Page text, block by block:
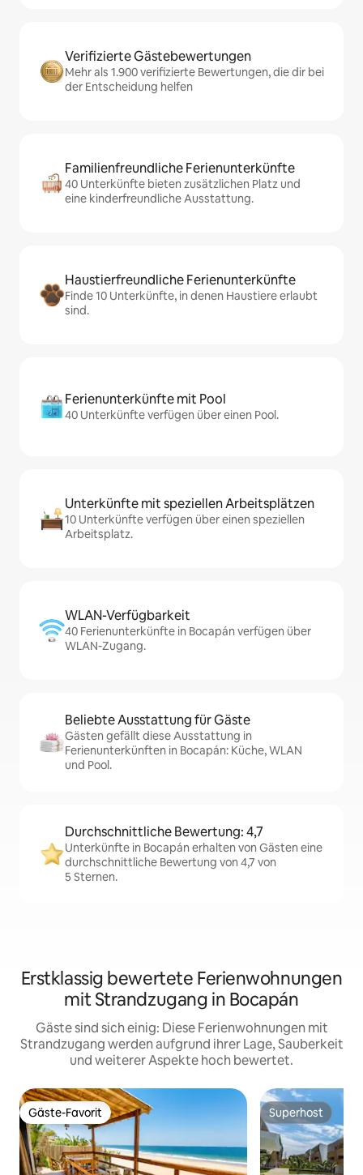
Verifizierte Gästebewertungen
Mehr als 1.900 verifizierte Bewertungen, die dir bei
der Entscheidung helfen
Familienfreundliche Ferienunterkünfte
40 Unterkünfte bieten zusätzlichen Platz und
eine kinderfreundliche Ausstattung.
Haustierfreundliche Ferienunterkünfte
Finde 10 Unterkünfte, in denen Haustiere erlaubt
sind.
Ferienunterkünfte mit Pool
40 Unterkünfte verfügen über einen Pool.
Unterkünfte mit speziellen Arbeitsplätzen
10 Unterkünfte verfügen über einen speziellen
Arbeitsplatz.
WLAN-Verfügbarkeit
40 Ferienunterkünfte in Bocapán verfügen über
WLAN-Zugang.
Beliebte Ausstattung für Gäste
Gästen gefällt diese Ausstattung in
Ferienunterkünften in Bocapán: Küche, WLAN
und Pool.
Durchschnittliche Bewertung: 4,7
Unterkünfte in Bocapán erhalten von Gästen eine
durchschnittliche Bewertung von 4,7 von
5 Sternen.
Erstklassig bewertete Ferienwohnungen
mit Strandzugang in Bocapán
Gäste sind sich einig: Diese Ferienwohnungen mit
Strandzugang werden aufgrund ihrer Lage, Sauberkeit
und weiterer Aspekte hoch bewertet.
Gäste-Favorit
Gäste-Favorit Superhost
Superhost